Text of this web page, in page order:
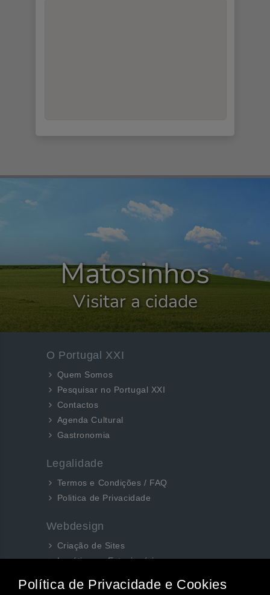
Matosinhos
Visitar a cidade
O Portugal XXI
Quem Somos
Pesquisar no Portugal XXI
Contactos
Agenda Cultural
Gastronomia
Legalidade
Termos e Condições / FAQ
Politica de Privacidade
Webdesign
Criação de Sites
Logótipos e Estacionários